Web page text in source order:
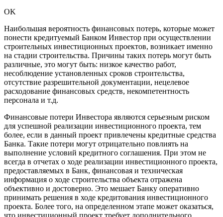
OK
Наибольшая вероятность финансовых потерь, которые может
понести кредитуемый Банком Инвестор при осуществлении
строительных инвестиционных проектов, возникает именно
на стадии строительства. Причины таких потерь могут быть
различные, это могут быть: низкое качество работ,
несоблюдение установленных сроков строительства,
отсутствие разрешительной документации, нецелевое
расходование финансовых средств, некомпетентность
персонала и т.д.
Финансовые потери Инвестора являются серьезным риском
для успешной реализации инвестиционного проекта, тем
более, если в данный проект привлечены кредитные средства
Банка. Такие потери могут отрицательно повлиять на
выполнение условий кредитного соглашения. При этом не
всегда в отчетах о ходе реализации инвестиционного проекта,
предоставляемых в Банк, финансовая и техническая
информация о ходе строительства объекта отражена
объективно и достоверно. Это мешает Банку оперативно
принимать решения в ходе кредитования инвестиционного
проекта. Более того, на определенном этапе может оказаться,
что инвестиционный проект требует дополнительного